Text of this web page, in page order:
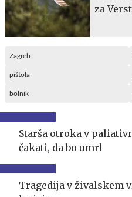
za
Zagreb
pištola
bolnik
Starša otroka v
čakati, da bo umrl
Tragedija v živalskem